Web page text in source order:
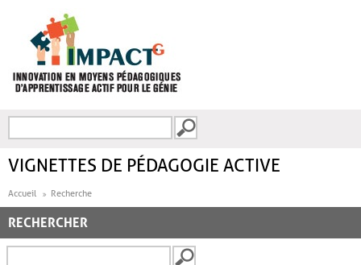
FORMULAIRE DE
VIGNETTES DE PÉDAGOGIE ACTIVE
Accueil Recherche
RECHERCHER